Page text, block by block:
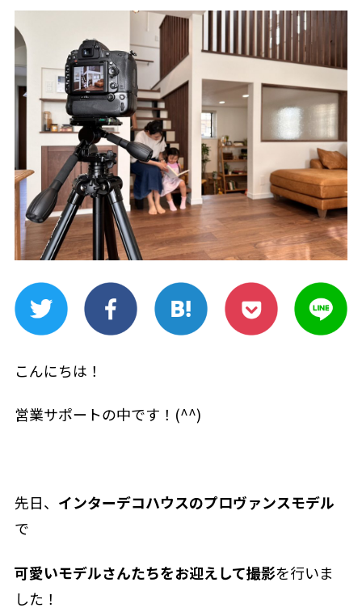
こんにちは！
営業サポートの中です！(^^)
先日、 インターデコハウスのプロヴァンスモデル
で
可愛いモデルさんたちをお迎えして撮影を行いま
した！